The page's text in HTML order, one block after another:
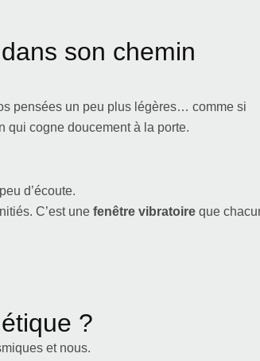
son chemin
pensées un peu plus légères… comme si
qui cogne doucement à la porte.
d’écoute.
C’est une fenêtre vibratoire que
?
et nous.